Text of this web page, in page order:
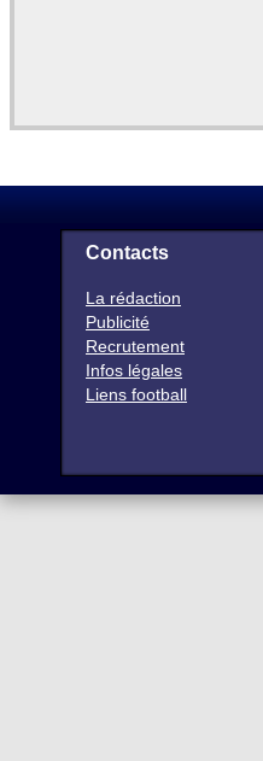
Contacts
La rédaction
Publicité
Recrutement
Infos légales
Liens football